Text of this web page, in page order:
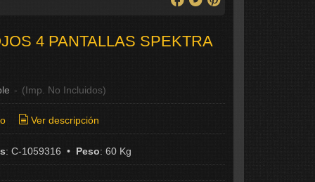
4 PANTALLAS SPEKTRA
- (Imp. No Incluidos)
Ver descripción
: C-1059316 • Peso: 60 Kg